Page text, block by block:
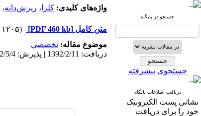
جستجو در پایگاه
جستجوی پیشرفته
دریافت اطلاعات پایگاه
نشانی پست الکترونیک
خود را برای دریافت
واژه‌های کلیدی: کلزا ، ریزش‌دانه،
متن کامل [PDF 460 kb]
(۱۲۰۵ دریافت)
موضوع مقاله: تخصصي
دریافت: 1392/2/11 | پذیرش: 1392/5/4 | انتشار: 1392/5/4